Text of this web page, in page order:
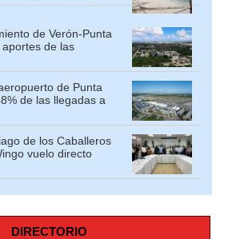
de Verón-Punta
de las
de Punta
de las llegadas a
de los Caballeros
vuelo directo
DIRECTORIO